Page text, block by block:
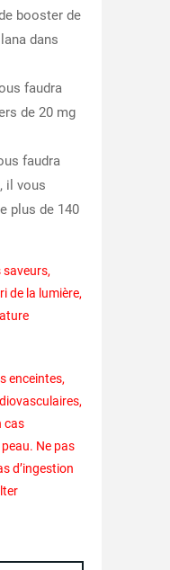
booster de
dans
faudra
de 20 mg
faudra
il vous
plus de 140
de la lumière,
enceintes,
cas
Ne pas
d’ingestion